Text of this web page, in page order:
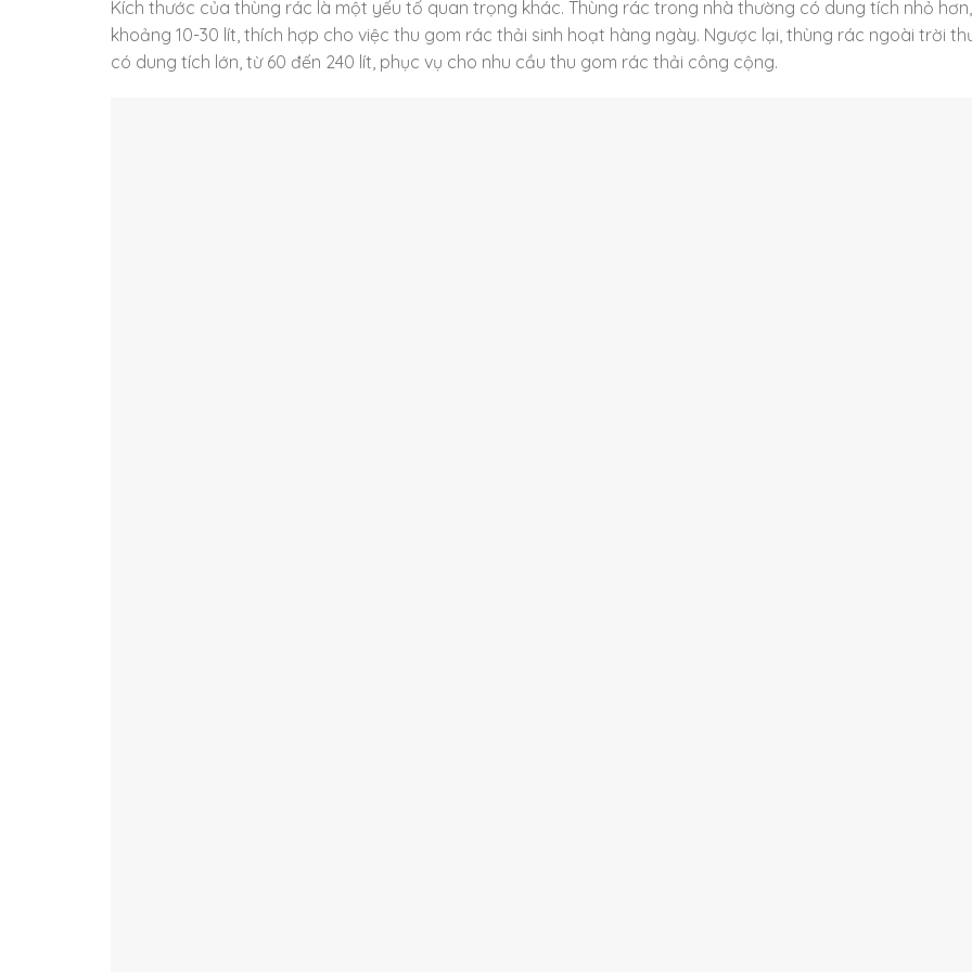
Kích thước của thùng rác là một yếu tố quan trọng khác. Thùng rác trong nhà thường có dung tích nhỏ hơn,
khoảng 10-30 lít, thích hợp cho việc thu gom rác thải sinh hoạt hàng ngày. Ngược lại, thùng rác ngoài trời
có dung tích lớn, từ 60 đến 240 lít, phục vụ cho nhu cầu thu gom rác thải công cộng.